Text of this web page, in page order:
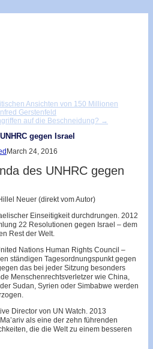
Ansichten von 150 Millionen
Gerstenfeld
auf die Beschneidung? →
gegen Israel
March 24, 2016
des UNHRC gegen
Neuer (direkt vom Autor)
Einseitigkeit durchdrungen. 2012
22 Resolutionen gegen Israel – dem
Rest der Welt.
Nations Human Rights Council –
ständigen Tagesordnungspunkt gegen
das bei jeder Sitzung besonders
Menschenrechtsverletzer wie China,
Sudan, Syrien oder Simbabwe werden
Director von UN Watch. 2013
als eine der zehn führenden
die die Welt zu einem besseren